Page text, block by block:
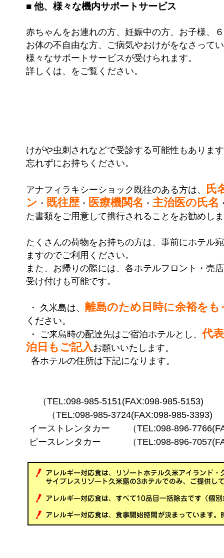
■ 他、様々な機内サポートサービス
赤ちゃんをお連れの方、妊娠中の方、お子様、
お体の不自由な方、ご病気やおけがをなさって
様々なサポートサービスが受けられます。
詳しくは、をご覧ください。
けがや虫刺されなどで受診する可能性もありま
忘れずにお持ちください。
アナフィラキシーショック既往のある方は、 氏
ン ・ 既往歴・ 医療機関名 ・ 主治医の氏名
た書類をご用意して携行されることをお勧めし
たくさんの荷物をお持ちの方は、事前にホテル
ますのでご利用ください。
また、お帰りの際には、各ホテルフロント・売
受け付けも可能です。
・ 久米島は、 離島のため日時に余裕をも
ください。
・ ご来島時の配達先はご宿泊ホテルとし、代
泊日もご記入お願いいたします。
各ホテルの住所は下記になります。
（TEL:098-985-5151(FAX:098-985-5153)
（TEL:098-985-3724(FAX:098-985-3393)
イーストレンタカー （TEL:098-896-
ピースレンタカー （TEL:098-896-